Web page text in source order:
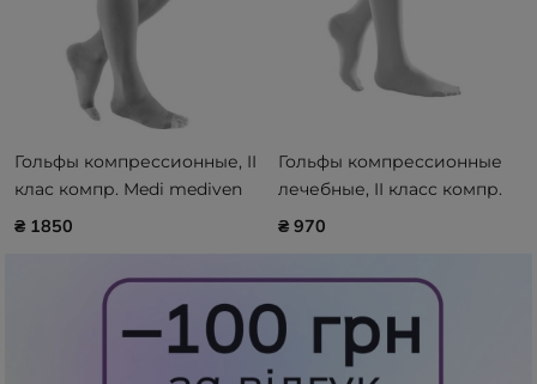
Гольфы компрессионные, II
клас компр. Medi mediven
PLUS (AD - 39 - 44 см)
₴ 1850
Гольфы компрессионные
лечебные, II класс компр.
Medi duomed (AD-38-43 см)
₴ 970